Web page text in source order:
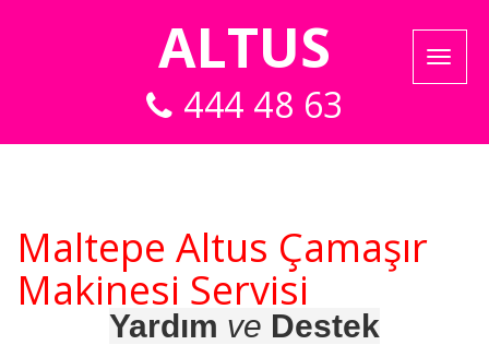
ALTUS
444 48 63
Maltepe Altus Çamaşır
Makinesi Servisi
Yardım ve Destek